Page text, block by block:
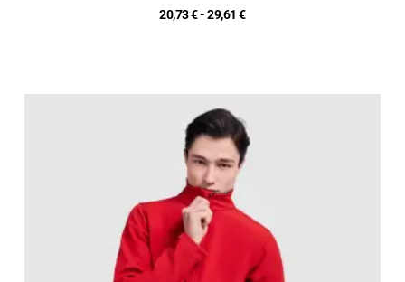
20,73€- 29,61€
di
prezzo:
da
31,57 €